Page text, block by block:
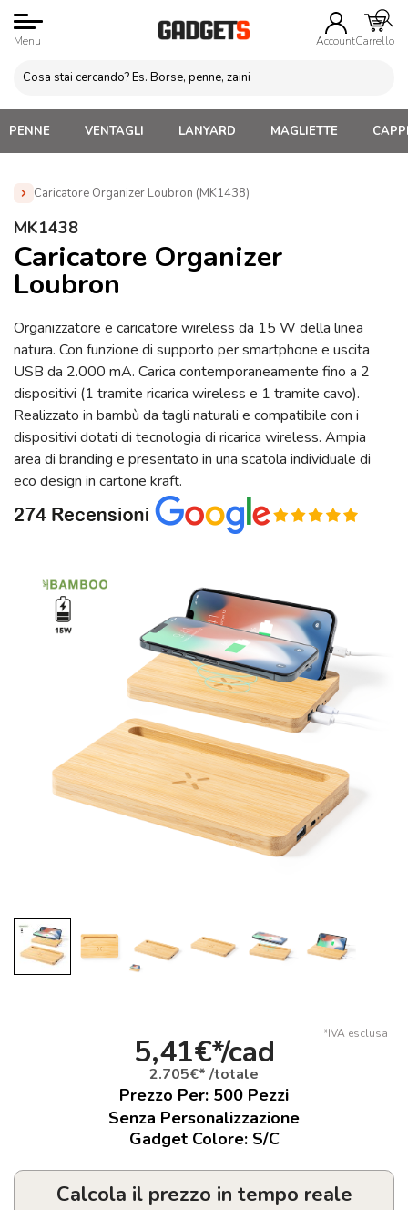
Menu AccountCarrello
PENNE VENTAGLI LANYARD MAGLIETTE
Caricatore Organizer Loubron (MK1438)
Home »
(MK1438)
MK1438
Caricatore Organizer
Loubron
Organizzatore e caricatore wireless da 15 W della linea
natura. Con funzione di supporto per smartphone e uscita
USB da 2.000 mA. Carica contemporaneamente fino a 2
dispositivi (1 tramite ricarica wireless e 1 tramite cavo).
Realizzato in bambù da tagli naturali e compatibile con i
dispositivi dotati di tecnologia di ricarica wireless. Ampia
area di branding e presentato in una scatola individuale di
eco design in cartone kraft.
*IVA esclusa
5,41€*/cad
2.705€* /totale
Prezzo Per: 500 Pezzi
Senza Personalizzazione
Gadget Colore: S/C
Calcola il prezzo in tempo reale